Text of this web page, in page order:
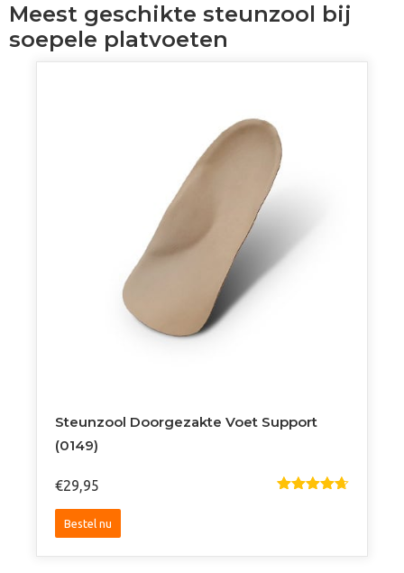
Meest geschikte steunzool bij
soepele platvoeten
Steunzool Doorgezakte Voet Support
(0149)
€29,95
Bestel nu
Dit
product
heeft